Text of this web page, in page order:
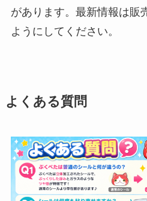
があります。最新情報は販
ようにしてください。
よくある質問